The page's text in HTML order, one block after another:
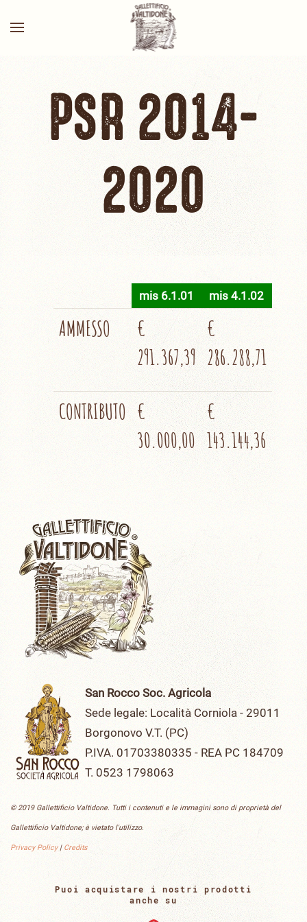
PSR 2014-
2020
mis 6.1.01 mis 4.1.02
AMMESSO
€
291.367,39
€
286.288,71
CONTRIBUTO €
30.000,00
€
143.144,36
San Rocco Soc. Agricola
Sede legale: Località Corniola - 29011
Borgonovo V.T. (PC)
P.IVA. 01703380335 - REA PC 184709
T. 0523 1798063
© 2019 Gallettificio Valtidone. Tutti i contenuti e le immagini sono di proprietà del
Gallettificio Valtidone; è vietato l'utilizzo.
Privacy Policy| Credits
Puoi acquistare i nostri prodotti
anche su